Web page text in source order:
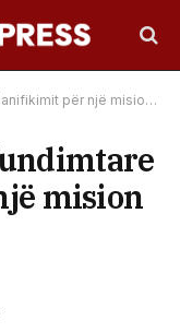
një mision të ri në Arktik
mision